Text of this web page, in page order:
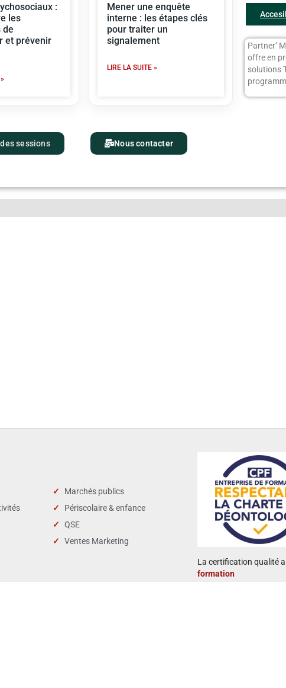
:
les
de
et prévenir
Mener une enquête
interne : les étapes clés
pour traiter un
signalement
LIRE LA SUITE »
sessions Nous contacter
Partner’
offre en
solutions
Marchés publics
Périscolaire & enfance
QSE
Ventes Marketing
La certification qualité
formation